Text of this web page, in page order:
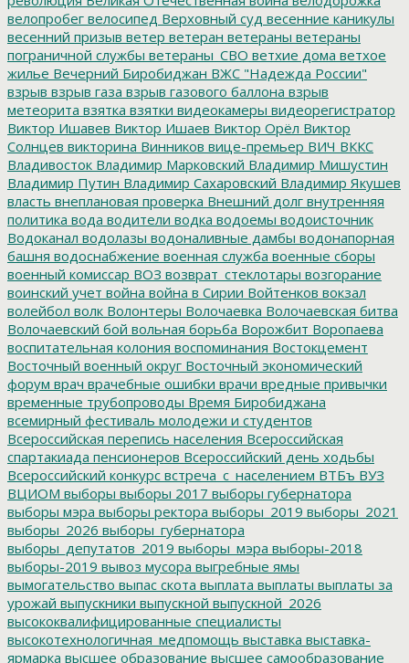
велопробег велосипед Верховный суд весенние каникулы
весенний призыв ветер ветеран ветераны ветераны
пограничной службы ветераны_СВО ветхие дома ветхое
жилье Вечерний Биробиджан ВЖС "Надежда России"
взрыв взрыв газа взрыв газового баллона взрыв
метеорита взятка взятки видеокамеры видеорегистратор
Виктор Ишавев Виктор Ишаев Виктор Орёл Виктор
Солнцев викторина Винников вице-премьер ВИЧ ВККС
Владивосток Владимир Марковский Владимир Мишустин
Владимир Путин Владимир Сахаровский Владимир Якушев
власть внеплановая проверка Внешний долг внутренняя
политика вода водители водка водоемы водоисточник
Водоканал водолазы водоналивные дамбы водонапорная
башня водоснабжение военная служба военные сборы
военный комиссар ВОЗ возврат_стеклотары возгорание
воинский учет война война в Сирии Войтенков вокзал
волейбол волк Волонтеры Волочаевка Волочаевская битва
Волочаевский бой вольная борьба Ворожбит Воропаева
воспитательная колония воспоминания Востокцемент
Восточный военный округ Восточный экономический
форум врач врачебные ошибки врачи вредные привычки
временные трубопроводы Время Биробиджана
всемирный фестиваль молодежи и студентов
Всероссийская перепись населения Всероссийская
спартакиада пенсионеров Всероссийский день ходьбы
Всероссийский конкурс встреча_с_населением ВТБъ ВУЗ
ВЦИОМ выборы выборы 2017 выборы губернатора
выборы мэра выборы ректора выборы_2019 выборы_2021
выборы_2026 выборы_губернатора
выборы_депутатов_2019 выборы_мэра выборы-2018
выборы-2019 вывоз мусора выгребные ямы
вымогательство выпас скота выплата выплаты выплаты за
урожай выпускники выпускной выпускной_2026
высококвалифицированные специалисты
высокотехнологичная_медпомощь выставка выставка-
ярмарка высшее образование высшее самообразование